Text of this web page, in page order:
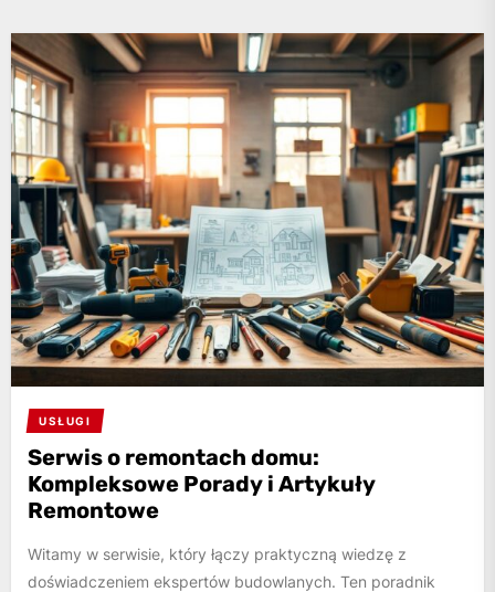
USŁUGI
Serwis o remontach domu:
Kompleksowe Porady i Artykuły
Remontowe
Witamy w serwisie, który łączy praktyczną wiedzę z
doświadczeniem ekspertów budowlanych. Ten poradnik